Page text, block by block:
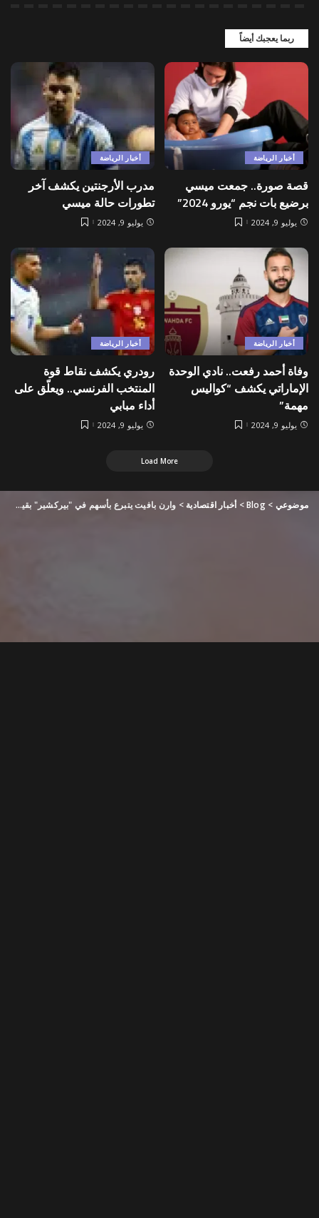
ربما يعجبك أيضاً
أخبار الرياضة
قصة صورة.. جمعت ميسي
برضيع بات نجم “يورو 2024”
يوليو 9, 2024
أخبار الرياضة
مدرب الأرجنتين يكشف آخر
تطورات حالة ميسي
يوليو 9, 2024
أخبار الرياضة
وفاة أحمد رفعت.. نادي الوحدة
الإماراتي يكشف “كواليس
مهمة”
يوليو 9, 2024
أخبار الرياضة
رودري يكشف نقاط قوة
المنتخب الفرنسي.. ويعلّق على
أداء مبابي
يوليو 9, 2024
Load More
موضوعي >
Blog
> أخبار اقتصادية > وارن بافيت يتبرع بأسهم في "بيركشير" بقيمة 5.3 مليار دولار